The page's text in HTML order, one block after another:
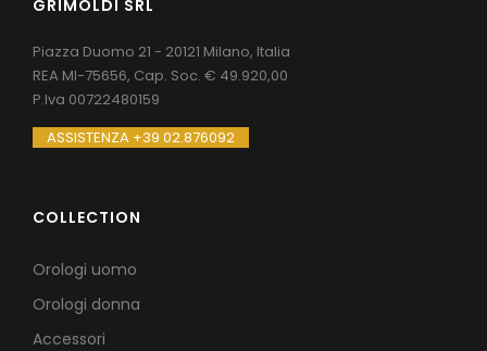
GRIMOLDI SRL
Piazza Duomo 21 - 20121 Milano, Italia
REA MI-75656, Cap. Soc. € 49.920,00
P.Iva 00722480159
ASSISTENZA +39 02.876092
COLLECTION
Orologi uomo
Orologi donna
Accessori